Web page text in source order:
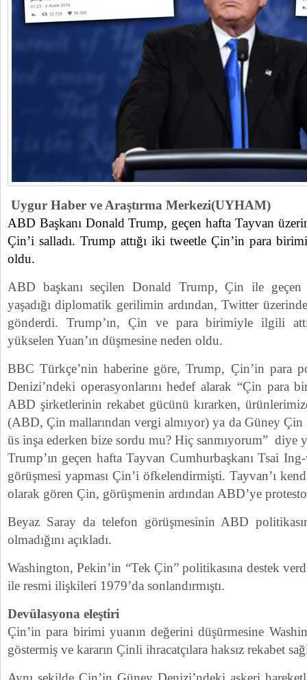
Uygur Haber ve Araştırma Merkezi(UYHAM)
ABD Başkanı Donald Trump, geçen hafta Tayvan
Çin’i salladı. Trump attığı iki tweetle Çin’in para
oldu.
ABD başkanı seçilen Donald Trump, Çin ile geçen
yaşadığı diplomatik gerilimin ardından, Twitter
gönderdi. Trump’ın, Çin ve para birimiyle ilgili
yükselen Yuan’ın düşmesine neden oldu.
BBC Türkçe’nin haberine göre, Trump, Çin’in para
Denizi’ndeki operasyonlarını hedef alarak “Çin para
ABD şirketlerinin rekabet gücünü kırarken,
(ABD, Çin mallarından vergi almıyor) ya da Güney Çin
üs inşa ederken bize sordu mu? Hiç sanmıyorum” diye
Trump’ın geçen hafta Tayvan Cumhurbaşkanı Tsai
görüşmesi yapması Çin’i öfkelendirmişti. Tayvan’ı
olarak gören Çin, görüşmenin ardından ABD’ye
Beyaz Saray da telefon görüşmesinin ABD
olmadığını açıkladı.
Washington, Pekin’in “Tek Çin” politikasına destek
ile resmi ilişkileri 1979’da sonlandırmıştı.
Devülasyona eleştiri
Çin’in para birimi yuanın değerini düşürmesine
göstermiş ve kararın Çinli ihracatçılara haksız rekabet